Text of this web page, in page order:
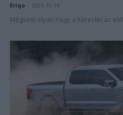
Eriqo 2023-10-16
Mégsem olyan nagy a kereslet az